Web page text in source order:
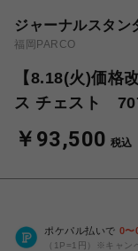
ジャーナルスタン
福岡PARCO
【8.18(火)価
ス チェスト
￥93,500 税込
ポケパル払いで 0〜
（1P=1円）※キャン